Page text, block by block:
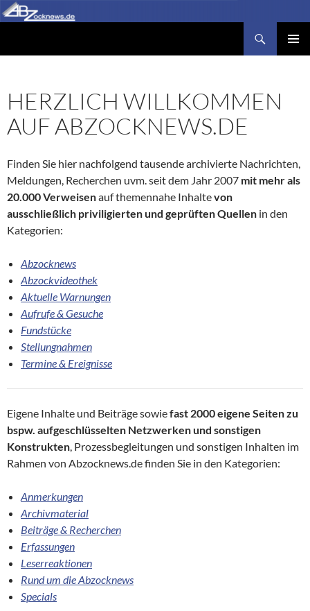
Zum
Inhalt
HERZLICH WILLKOMMEN
AUF ABZOCKNEWS.DE
Finden Sie hier nachfolgend tausende archivierte Nachrichten,
Meldungen, Recherchen uvm. seit dem Jahr 2007 mit mehr als
20.000 Verweisenauf themennahe Inhaltevon
ausschließlich priviligierten und geprüften Quellen in den
Kategorien:
Abzocknews
Abzockvideothek
Aktuelle Warnungen
Aufrufe & Gesuche
Fundstücke
Stellungnahmen
Termine & Ereignisse
Eigene Inhalte und Beiträge sowiefast 2000 eigene Seiten zu
bspw. aufgeschlüsselten Netzwerken und sonstigen
Konstrukten, Prozessbegleitungen und sonstigen Inhalten im
Rahmen von Abzocknews.de finden Sie in den Kategorien:
Anmerkungen
Archivmaterial
Beiträge & Recherchen
Erfassungen
Leserreaktionen
Rund um die Abzocknews
Specials